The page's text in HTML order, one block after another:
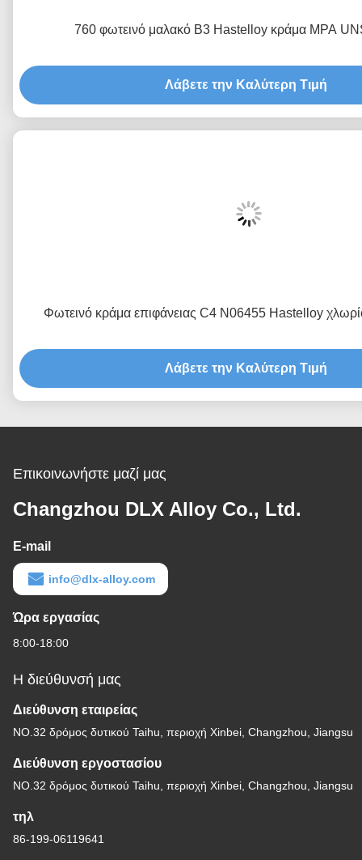
760 φωτεινό μαλακό B3 Hastelloy κράμα MPA
Λάβετε την Καλύτερη Τιμή
Φωτεινό κράμα επιφάνειας C4 N06455 Hastelloy
Λάβετε την Καλύτερη Τιμή
Επικοινωνήστε μαζί μας
Changzhou DLX Alloy Co., Ltd.
E-mail
info@dlx-alloy.com
Ώρα εργασίας
8:00-18:00
Η διεύθυνσή μας
Διεύθυνση εταιρείας
NO.32 δρόμος δυτικού Taihu, περιοχή Xinbei, Changzhou, Jiangsu
Διεύθυνση εργοστασίου
NO.32 δρόμος δυτικού Taihu, περιοχή Xinbei, Changzhou, Jiangsu
τηλ
86-199-06119641